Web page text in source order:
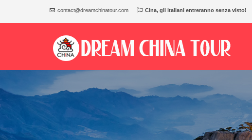
contact@dreamchinatour.com Cina, gli italiani entreranno senza visto!